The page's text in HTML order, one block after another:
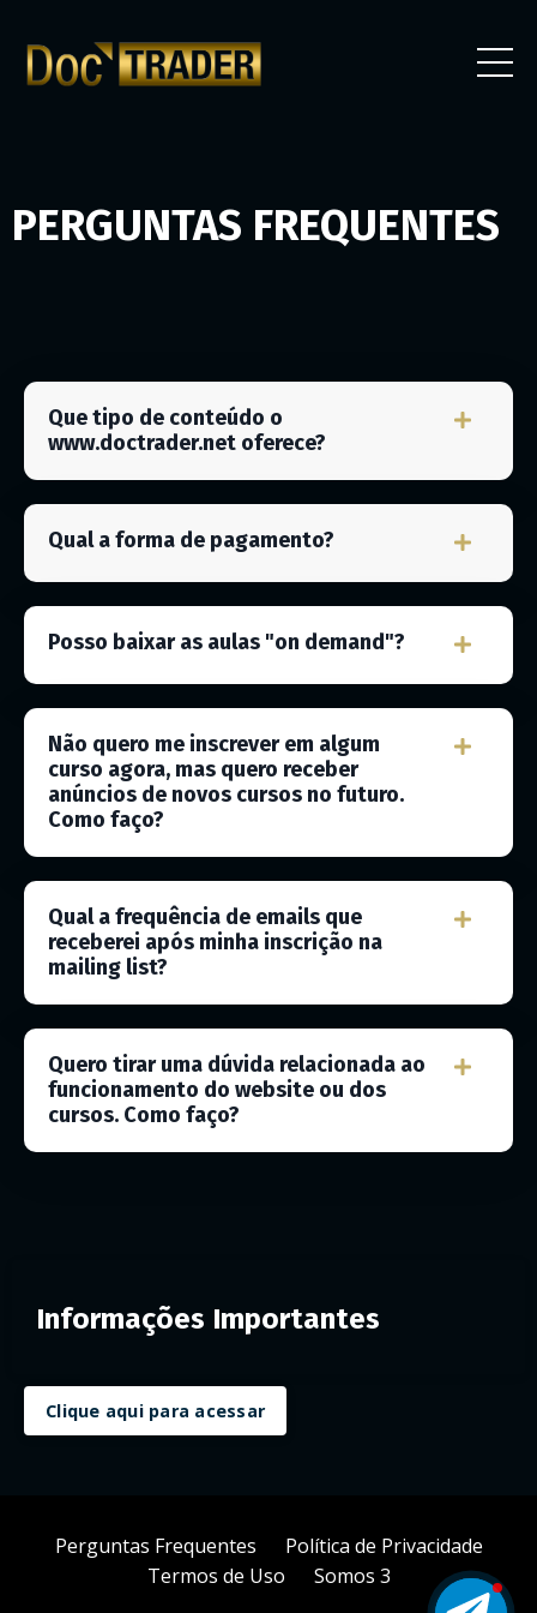
PERGUNTAS FREQUENTES
Que tipo de conteúdo o
www.doctrader.net oferece?
Qual a forma de pagamento?
Posso baixar as aulas "on demand"?
Não quero me inscrever em algum
curso agora, mas quero receber
anúncios de novos cursos no futuro.
Como faço?
Qual a frequência de emails que
receberei após minha inscrição na
mailing list?
Quero tirar uma dúvida relacionada ao
funcionamento do website ou dos
cursos. Como faço?
Informações Importantes
Clique aqui para acessar
Perguntas Frequentes
Política de Privacidade
Termos de Uso
Somos 3